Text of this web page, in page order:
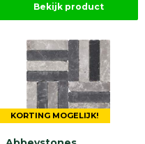
Bekijk product
KORTING MOGELIJK!